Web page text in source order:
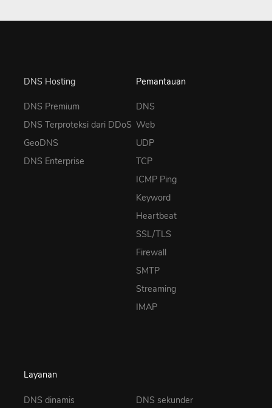
DNS Hosting
DNS Premium
DNS Terproteksi dari DDoS
GeoDNS
DNS Enterprise
Pemantauan
DNS
Web
UDP
TCP
ICMP Ping
Keyword
Heartbeat
SSL/TLS
Firewall
SMTP
Streaming
IMAP
Layanan
DNS dinamis
DNS sekunder